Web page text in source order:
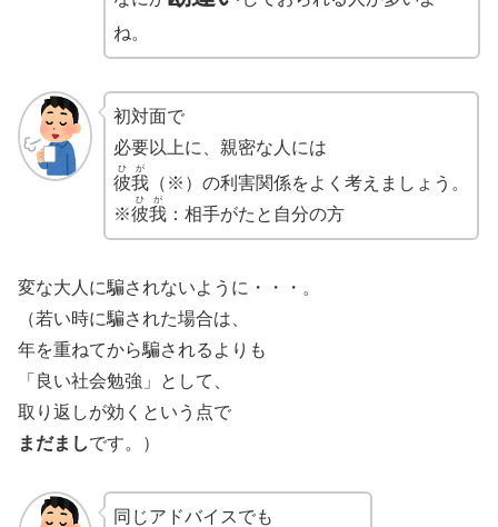
ね。
初対面で
必要以上に、親密な人には
彼我
ひが
（※）の利害関係をよく考えましょう。
※彼我
ひが
：相手がたと自分の方
変な大人に騙されないように・・・。
（若い時に騙された場合は、
年を重ねてから騙されるよりも
「良い社会勉強」として、
取り返しが効くという点で
まだましです。）
同じアドバイスでも